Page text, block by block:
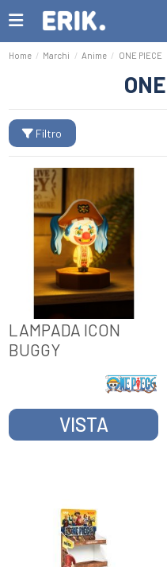
Home Marchi Anime ONE PIECE
Filtro
LAMPADA ICON
BUGGY
VISTA